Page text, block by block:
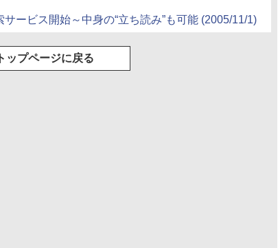
ービス開始～中身の“立ち読み”も可能 (2005/11/1)
トップページに戻る